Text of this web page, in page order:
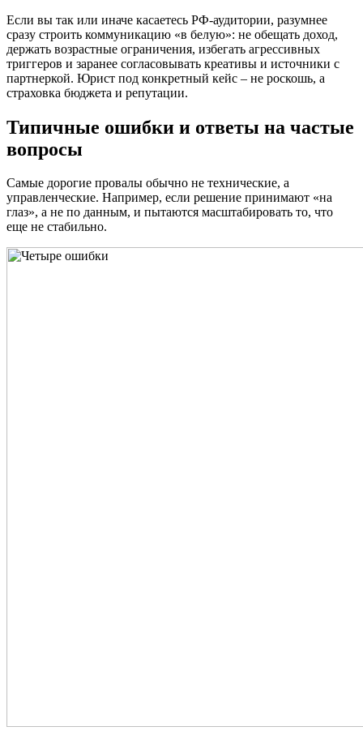
Если вы так или иначе касаетесь РФ-аудитории, разумнее
сразу строить коммуникацию «в белую»: не обещать доход,
держать возрастные ограничения, избегать агрессивных
триггеров и заранее согласовывать креативы и источники с
партнеркой. Юрист под конкретный кейс – не роскошь, а
страховка бюджета и репутации.
Типичные ошибки и ответы на частые
вопросы
Самые дорогие провалы обычно не технические, а
управленческие. Например, если решение принимают «на
глаз», а не по данным, и пытаются масштабировать то, что
еще не стабильно.